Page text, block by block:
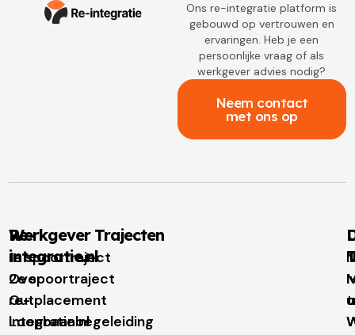
Ons re-integratie platform is
gebouwd op vertrouwen en
ervaringen. Heb je een
persoonlijke vraag of als
werkgever advies nodig?
Neem contact
met ons op
Re-
integratie.nl
Over
re-
integratie.nl
Werkgever Trajecten
1e spoortraject
2e spoortraject
Outplacement
Loopbaanbegeleiding